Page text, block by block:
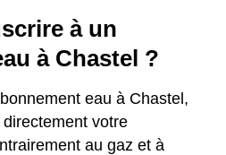
à un
à Chastel ?
eau à Chastel,
votre
au gaz et à